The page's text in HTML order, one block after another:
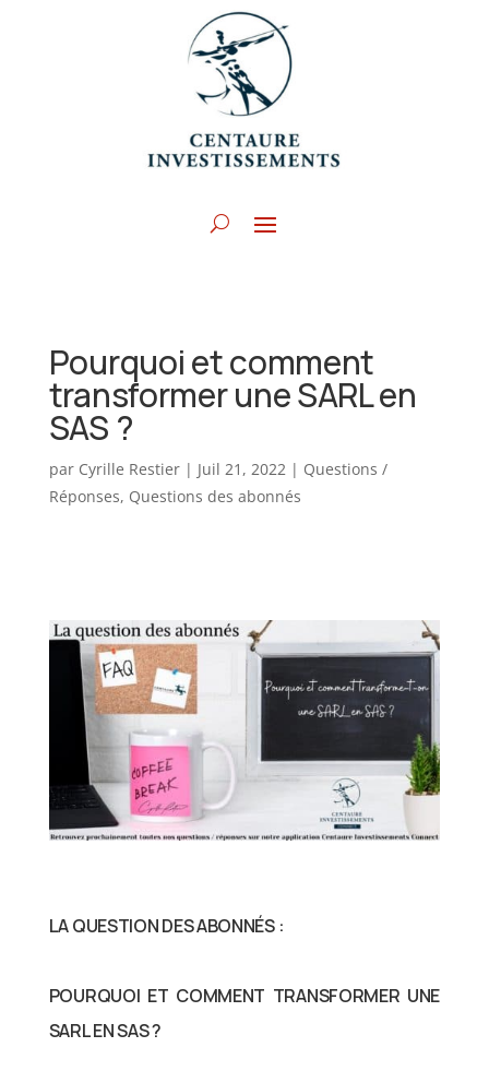
Pourquoi et comment
transformer une SARL en
SAS ?
par Cyrille Restier| Juil 21, 2022| Questions /
Réponses, Questions des abonnés
LA QUESTION DES ABONNÉS :
POURQUOI ET COMMENT TRANSFORMER UNE
SARL EN SAS ?